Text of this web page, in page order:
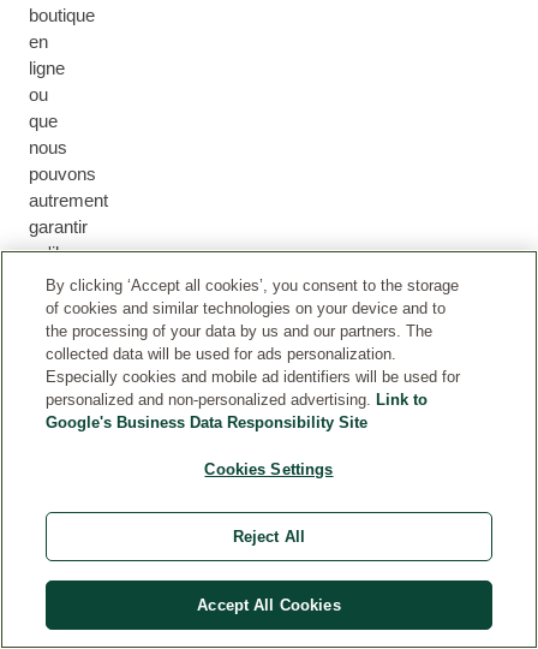
boutique
en
ligne
ou
que
nous
pouvons
autrement
garantir
qu'il
reçu
produit
(par
exemple
un
By clicking ‘Accept all cookies’, you consent to the storage
of cookies and similar technologies on your device and to
the processing of your data by us and our partners. The
collected data will be used for ads personalization.
Especially cookies and mobile ad identifiers will be used for
personalized and non-personalized advertising. Link to
Google's Business Data Responsibility Site
Cookies Settings
Reject All
Accept All Cookies